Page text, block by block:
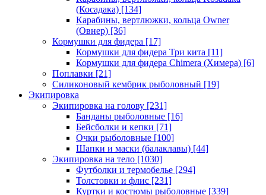
(Косадака) [134]
Карабины, вертлюжки, кольца Owner
(Овнер) [36]
Кормушки для фидера [17]
Кормушки для фидера Три кита [11]
Кормушки для фидера Chimera (Химера) [6]
Поплавки [21]
Силиконовый кембрик рыболовный [19]
Экипировка
Экипировка на голову [231]
Банданы рыболовные [16]
Бейсболки и кепки [71]
Очки рыболовные [100]
Шапки и маски (балаклавы) [44]
Экипировка на тело [1030]
Футболки и термобелье [294]
Толстовки и флис [231]
Куртки и костюмы рыболовные [339]